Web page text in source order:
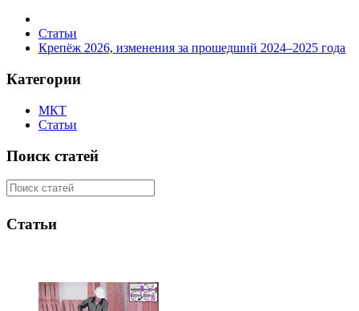
Статьи
Крепёж 2026, изменения за прошедший 2024–2025 года
Категории
МКТ
Статьи
Поиск статей
Статьи